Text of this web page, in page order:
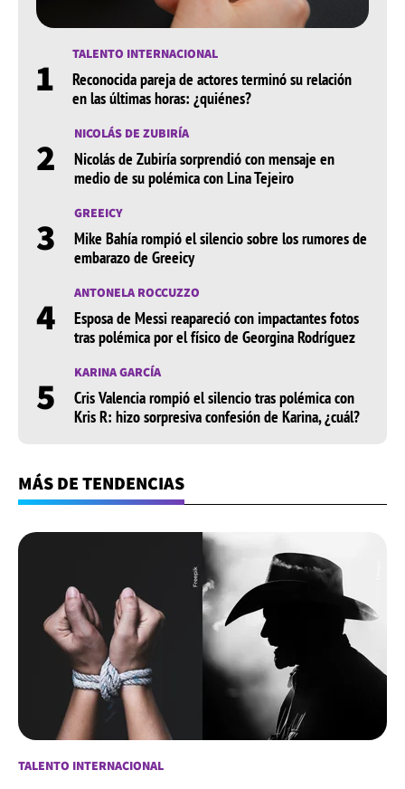
1 TALENTO INTERNACIONAL
Reconocida pareja de actores terminó su relación
en las últimas horas: ¿quiénes?
2 NICOLÁS DE ZUBIRÍA
Nicolás de Zubiría sorprendió con mensaje en
medio de su polémica con Lina Tejeiro
3 GREEICY
Mike Bahía rompió el silencio sobre los rumores de
embarazo de Greeicy
4 ANTONELA ROCCUZZO
Esposa de Messi reapareció con impactantes fotos
tras polémica por el físico de Georgina Rodríguez
5 KARINA GARCÍA
Cris Valencia rompió el silencio tras polémica con
Kris R: hizo sorpresiva confesión de Karina, ¿cuál?
MÁS DE TENDENCIAS
TALENTO INTERNACIONAL